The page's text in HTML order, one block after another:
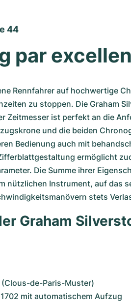
44
par
Rennfahrer auf hochwertige
zu stoppen. Die Graham
Zeitmesser ist perfekt an die
und die beiden
Bedienung auch mit
ermöglicht
Die Summe ihrer
nützlichen Instrument, auf das
stets
Graham
de-Paris-Muster)
mit automatischem Aufzug